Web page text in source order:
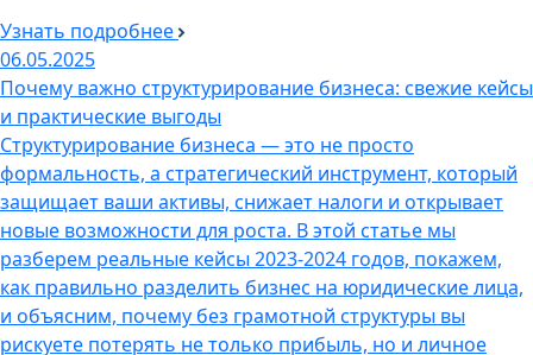
Узнать подробнее
06.05.2025
Почему важно структурирование бизнеса: свежие кейсы
и практические выгоды
Структурирование бизнеса — это не просто
формальность, а стратегический инструмент, который
защищает ваши активы, снижает налоги и открывает
новые возможности для роста. В этой статье мы
разберем реальные кейсы 2023-2024 годов, покажем,
как правильно разделить бизнес на юридические лица,
и объясним, почему без грамотной структуры вы
рискуете потерять не только прибыль, но и личное